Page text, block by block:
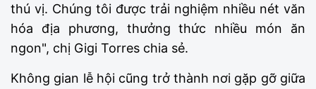
thú vị. Chúng tôi được trải nghiệm nhiều nét văn
hóa địa phương, thưởng thức nhiều món ăn
ngon", chị Gigi Torres chia sẻ.
Không gian lễ hội cũng trở thành nơi gặp gỡ giữa